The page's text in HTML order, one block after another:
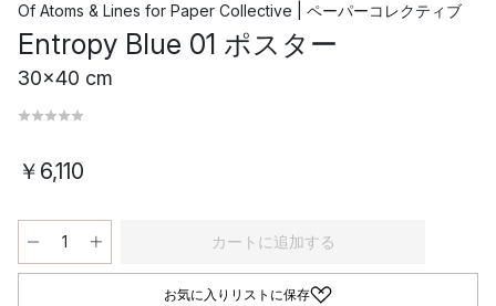
Of Atoms & Lines for Paper Collective | ペーパーコレクティブ
Entropy Blue 01 ポスター
30x40 cm
￥6,110
カートに追加する
お気に入りリストに保存